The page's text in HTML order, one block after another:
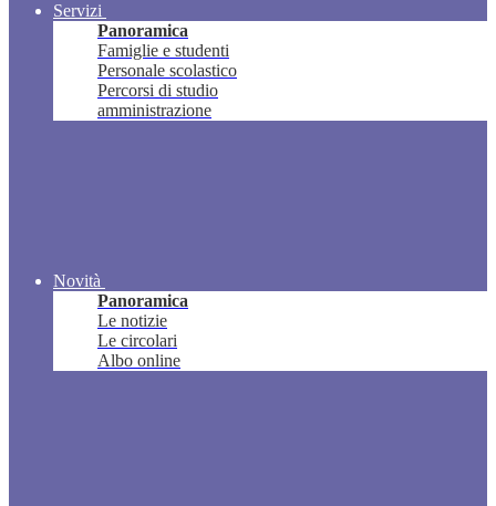
Servizi
Panoramica
Famiglie e studenti
Personale scolastico
Percorsi di studio
amministrazione
Novità
Panoramica
Le notizie
Le circolari
Albo online